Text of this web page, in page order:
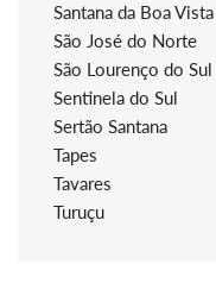
Santana da Boa Vista
São José do Norte
São Lourenço do Sul
Sentinela do Sul
Sertão Santana
Tapes
Tavares
Turuçu